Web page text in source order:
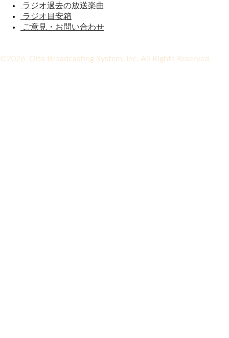
ラジオ過去の放送楽曲
ラジオ目安箱
ご意見・お問い合わせ
©2026 Oita Broadcasting System, Inc. All Rights Reserved.